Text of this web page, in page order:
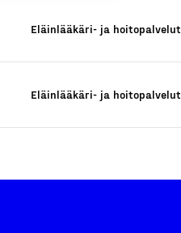
Eläinlääkäri- ja hoitopalvelut
Eläinlääkäri- ja hoitopalvelut